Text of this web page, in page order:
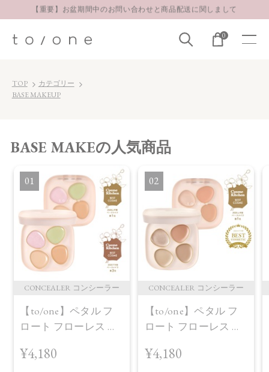
お得な定期購入コースはこちら
LINE お友達登録 500円OFFクーポンプレゼント
LINE お友達登録 500円OFFクーポンプレゼント
0
TOP
カテゴリー
BASE MAKEUP
BASE MAKEの人気商品
1
CONCEALER コンシーラー
【to/one】ペタル フ
ロート フローレス タ
¥4,180
2
CONCEALER コンシーラー
【to/one】ペタル フ
ロート フローレス タ
ジ
¥4,180